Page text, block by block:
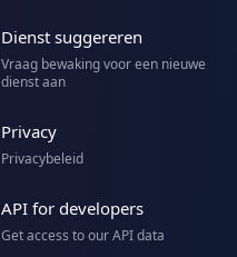
Dienst suggereren
Vraag bewaking voor een nieuwe
dienst aan
Privacy
Privacybeleid
API for developers
Get access to our API data